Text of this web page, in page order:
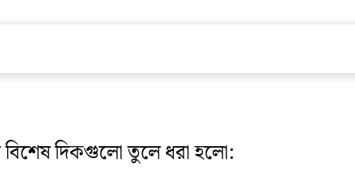
বিশেষ দিকগুলো তুলে ধরা হলো: